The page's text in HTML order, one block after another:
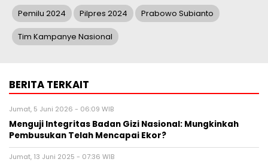
Pemilu 2024 Pilpres 2024 Prabowo Subianto
Tim Kampanye Nasional
BERITA TERKAIT
Jumat, 5 Juni 2026 - 06:09 WIB
Menguji Integritas Badan Gizi Nasional: Mungkinkah
Pembusukan Telah Mencapai Ekor?
Jumat, 13 Juni 2025 - 07:36 WIB